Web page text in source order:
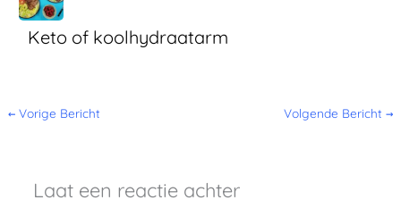
Keto of koolhydraatarm
← Vorige Bericht Volgende Bericht →
Laat een reactie achter